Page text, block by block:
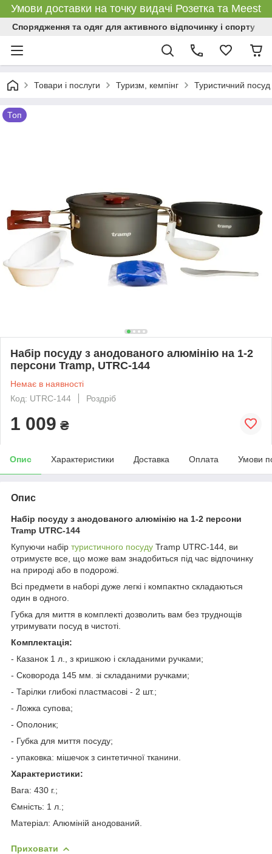
Умови доставки на точку видачі Розетка та Meest
Спорядження та одяг для активного відпочинку і спорту
Товари і послуги Туризм, кемпінг Туристичний посуд
Топ
Набір посуду з анодованого алюмінію на 1-2
персони Tramp, UTRC-144
Немає в наявності
Код: UTRC-144
Роздріб
1 009 ₴
Опис Характеристики Доставка Оплата Умови
Опис
Набір посуду з анодованого алюмінію на 1-2 персони
Tramp UTRC-144
Купуючи набір туристичного посуду Tramp UTRC-144, ви
отримуєте все, що може вам знадобиться під час відпочинку
на природі або в подорожі.
Всі предмети в наборі дуже легкі і компактно складаються
один в одного.
Губка для миття в комплекті дозволить вам без труднощів
утримувати посуд в чистоті.
Комплектація:
- Казанок 1 л., з кришкою і складаними ручками;
- Сковорода 145 мм. зі складаними ручками;
- Тарілки глибокі пластмасові - 2 шт.;
- Ложка супова;
- Ополоник;
- Губка для миття посуду;
- упаковка: мішечок з синтетичної тканини.
Характеристики:
Вага: 430 г.;
Ємність: 1 л.;
Матеріал: Алюміній анодований.
Приховати